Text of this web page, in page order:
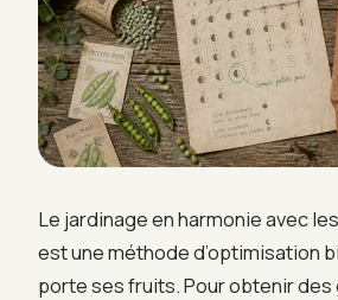
Le jardinage en harmonie avec
est une méthode d’optimisation
porte ses fruits. Pour obtenir